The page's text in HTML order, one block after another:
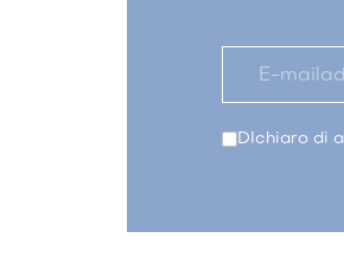
DIchiaro di